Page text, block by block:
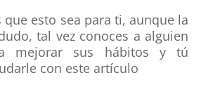
que esto sea para ti, aunque la
tal vez conoces a alguien
mejorar sus hábitos y tú
con este artículo